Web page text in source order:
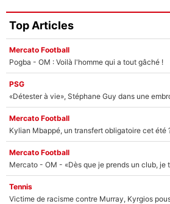
Top Articles
Mercato Football
Pogba - OM : Voilà l'homme qui a tout gâché !
PSG
«Détester à vie», Stéphane Guy dans une
Mercato Football
Kylian Mbappé, un transfert obligatoire cet été
Mercato Football
Tennis